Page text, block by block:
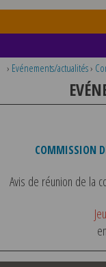
› Evénements/actualités›
COMMISSION
Avis de réunion de la